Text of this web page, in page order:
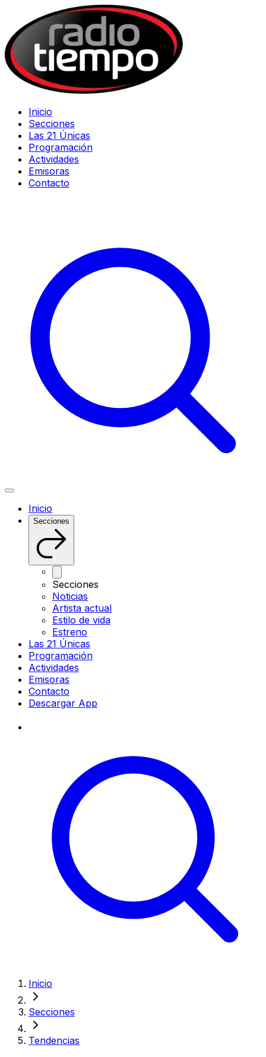
Inicio
Secciones
Las 21 Únicas
Programación
Actividades
Emisoras
Contacto
Inicio
Secciones
Secciones
Noticias
Artista actual
Estilo de vida
Estreno
Las 21 Únicas
Programación
Actividades
Emisoras
Contacto
Descargar App
Inicio
Secciones
Tendencias